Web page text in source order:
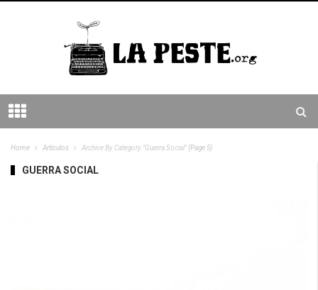
Home Articulos Archive By Category "Guerra Social"(Page 5)
GUERRA SOCIAL